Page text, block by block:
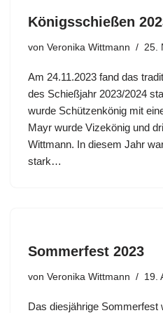
Königsschießen
von Veronika Wittmann 25.
Am 24.11.2023 fand das
des Schießjahr 2023/2024
wurde Schützenkönig mit
Mayr wurde Vizekönig und
Wittmann. In diesem Jahr
stark…
Sommerfest 2023
von Veronika Wittmann 19.
Das diesjährige Sommerfest